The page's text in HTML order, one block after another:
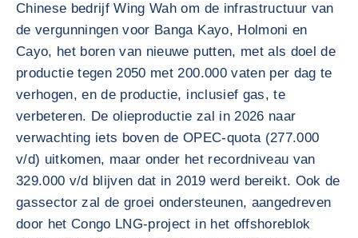
Chinese bedrijf Wing Wah om de infrastructuur van
de vergunningen voor Banga Kayo, Holmoni en
Cayo, het boren van nieuwe putten, met als doel de
productie tegen 2050 met 200.000 vaten per dag te
verhogen, en de productie, inclusief gas, te
verbeteren. De olieproductie zal in 2026 naar
verwachting iets boven de OPEC-quota (277.000
v/d) uitkomen, maar onder het recordniveau van
329.000 v/d blijven dat in 2019 werd bereikt. Ook de
gassector zal de groei ondersteunen, aangedreven
door het Congo LNG-project in het offshoreblok